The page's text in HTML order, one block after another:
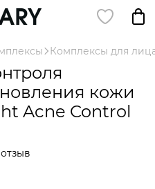
Комплексы для
кожи
Acne Control